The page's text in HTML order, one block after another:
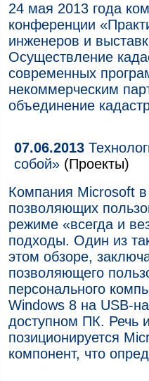
24 мая 2013 года
конференции
инженеров и
Осуществление
современных
некоммерческим
объединение
07.06.2013
собой» (Проекты)
Компания Microsoft
позволяющих
режиме «всегда и
подходы. Один из
этом обзоре,
позволяющего
персонального
Windows 8 на USB-
доступном ПК. Речь
позиционируется
компонент, что